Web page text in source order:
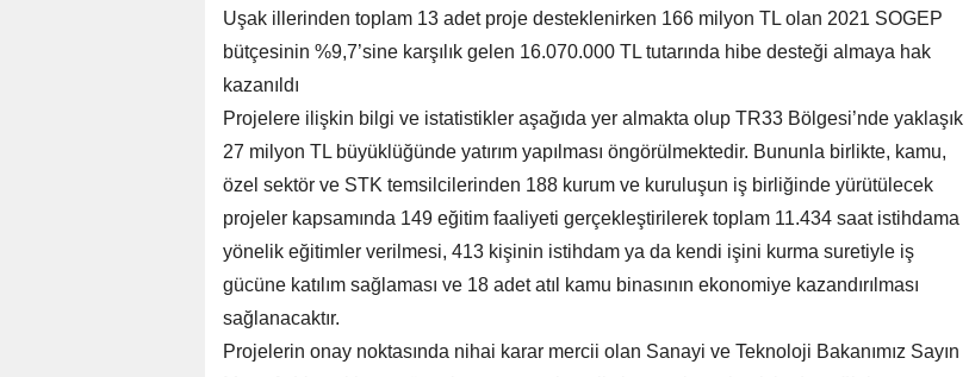
Uşak illerinden toplam 13 adet proje desteklenirken 166 milyon TL olan 2021 SOGEP
bütçesinin %9,7’sine karşılık gelen 16.070.000 TL tutarında hibe desteği almaya hak
kazanıldı
Projelere ilişkin bilgi ve istatistikler aşağıda yer almakta olup TR33 Bölgesi’nde yaklaşık
27 milyon TL büyüklüğünde yatırım yapılması öngörülmektedir. Bununla birlikte, kamu,
özel sektör ve STK temsilcilerinden 188 kurum ve kuruluşun iş birliğinde yürütülecek
projeler kapsamında 149 eğitim faaliyeti gerçekleştirilerek toplam 11.434 saat istihdama
yönelik eğitimler verilmesi, 413 kişinin istihdam ya da kendi işini kurma suretiyle iş
gücüne katılım sağlaması ve 18 adet atıl kamu binasının ekonomiye kazandırılması
sağlanacaktır.
Projelerin onay noktasında nihai karar mercii olan Sanayi ve Teknoloji Bakanımız Sayın